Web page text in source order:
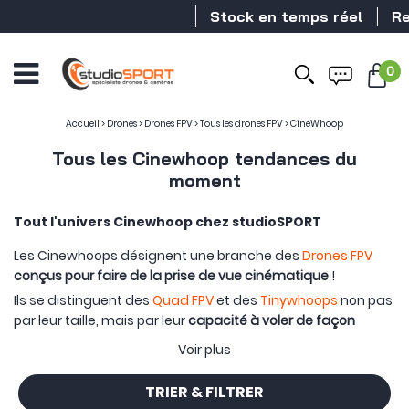
Stock en temps réel
0
Accueil > Drones> Drones FPV>Tous les drones FPV>CineWhoop
Tous les Cinewhoop tendances du
moment
Tout l'univers Cinewhoop chez studioSPORT
Les Cinewhoops désignent une branche des Drones FPV
conçus pour faire de la prise de vue cinématique !
Ils se distinguent des Quad FPVet des Tinywhoops non pas
par leur taille, mais par leurcapacité à voler de façon
créer du contenu vidéos fluides et
. Les cinewhoops sont majoritairement
carénés
amortir tout choc sans influer sur la stabilité des images
Voir plus
TRIER & FILTRER